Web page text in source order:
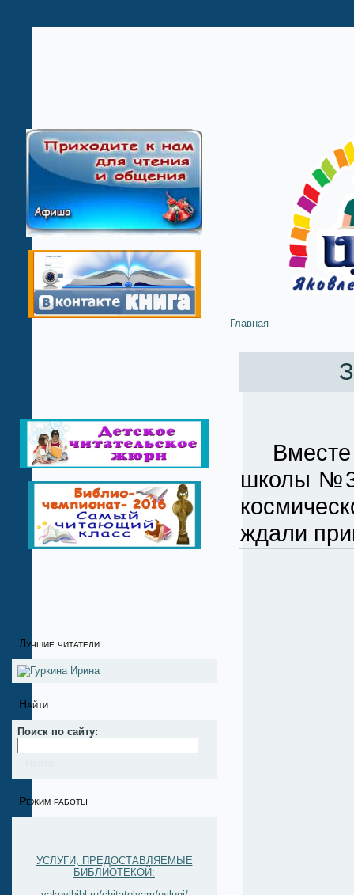
Лучшие читатели
Найти
Поиск по сайту:
Режим работы
УСЛУГИ, ПРЕДОСТАВЛЯЕМЫЕ
БИБЛИОТЕКОЙ:
Главная
Вместе
школы №3,
ждали